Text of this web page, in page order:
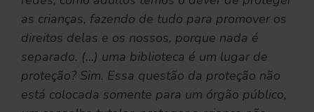
as crianças, fazendo de tudo para promover os
direitos delas e os nossos, porque nada é
separado. (…) uma biblioteca é um lugar de
proteção? Sim. Essa questão da proteção não
está colocada somente para um órgão público,